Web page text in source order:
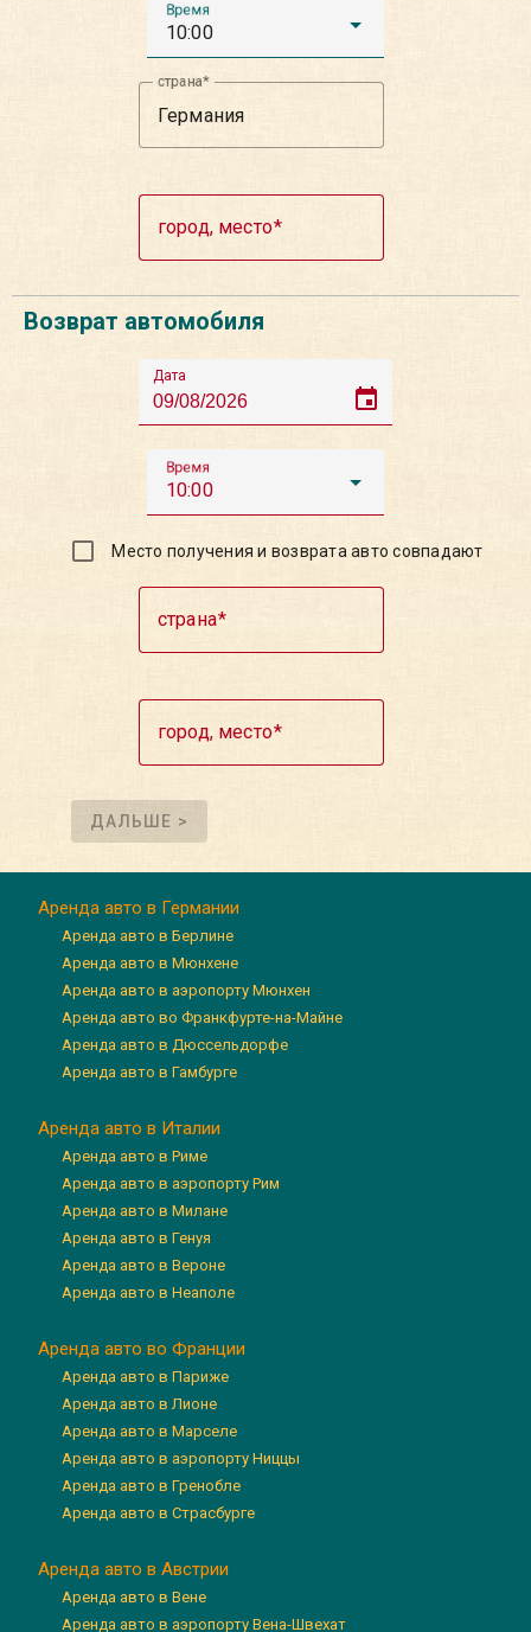
Время
10:00
страна
город, место
Возврат автомобиля
Дата
event
Время
10:00
Место получения и возврата авто совпадают
страна
город, место
ДАЛЬШЕ >
Аренда авто в Германии
Аренда авто в Берлине
Аренда авто в Мюнхене
Аренда авто в аэропорту Мюнхен
Аренда авто во Франкфурте-на-Майне
Аренда авто в Дюссельдорфе
Аренда авто в Гамбурге
Аренда авто в Италии
Аренда авто в Риме
Аренда авто в аэропорту Рим
Аренда авто в Милане
Аренда авто в Генуя
Аренда авто в Вероне
Аренда авто в Неаполе
Аренда авто во Франции
Аренда авто в Париже
Аренда авто в Лионе
Аренда авто в Марселе
Аренда авто в аэропорту Ниццы
Аренда авто в Гренобле
Аренда авто в Страсбурге
Аренда авто в Австрии
Аренда авто в Вене
Аренда авто в аэропорту Вена-Швехат